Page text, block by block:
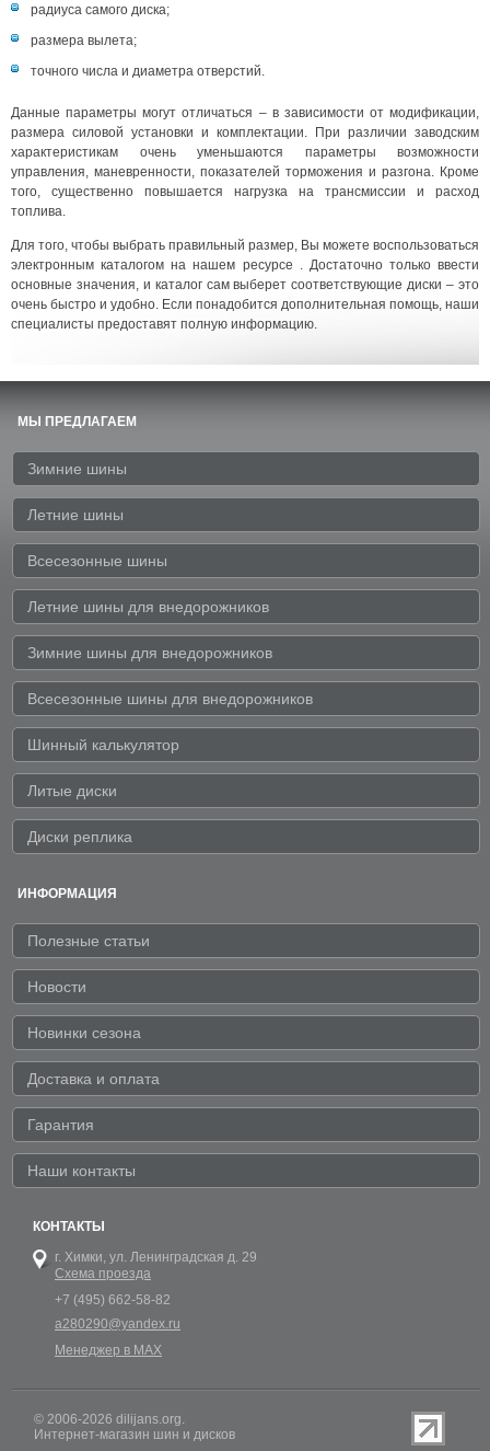
радиуса самого диска;
размера вылета;
точного числа и диаметра отверстий.
Данные параметры могут отличаться – в зависимости от модификации,
размера силовой установки и комплектации. При различии заводским
характеристикам очень уменьшаются параметры возможности
управления, маневренности, показателей торможения и разгона. Кроме
того, существенно повышается нагрузка на трансмиссии и расход
топлива.
Для того, чтобы выбрать правильный размер, Вы можете воспользоваться
электронным каталогом на нашем ресурсе . Достаточно только ввести
основные значения, и каталог сам выберет соответствующие диски – это
очень быстро и удобно. Если понадобится дополнительная помощь, наши
специалисты предоставят полную информацию.
МЫ ПРЕДЛАГАЕМ
Зимние шины
Летние шины
Всесезонные шины
Летние шины для внедорожников
Зимние шины для внедорожников
Всесезонные шины для внедорожников
Шинный калькулятор
Литые диски
Диски реплика
ИНФОРМАЦИЯ
Полезные статьи
Новости
Новинки сезона
Доставка и оплата
Гарантия
Наши контакты
КОНТАКТЫ
г. Химки, ул. Ленинградская д. 29
Схема проезда
+7 (495) 662-58-82
a280290@yandex.ru
Менеджер в MAX
© 2006-2026 dilijans.org.
Интернет-магазин шин и дисков